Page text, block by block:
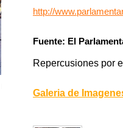
http://
Fuente: El
Repercusiones por
Galeria de